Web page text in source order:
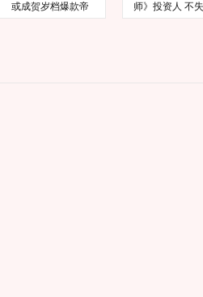
或成贺岁档爆款帝
师》投资人 不